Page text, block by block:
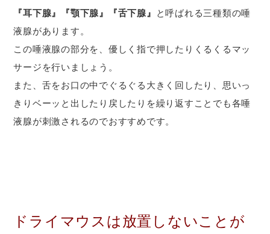
『耳下腺』『顎下腺』『舌下腺』
と呼ばれる三種類の唾
液腺があります。
この唾液腺の部分を、優しく指で押したりくるくるマッ
サージを行いましょう。
また、舌をお口の中でぐるぐる大きく回したり、思いっ
きりベーッと出したり戻したりを繰り返すことでも各唾
液腺が刺激されるのでおすすめです。
ドライマウスは放置しないことが